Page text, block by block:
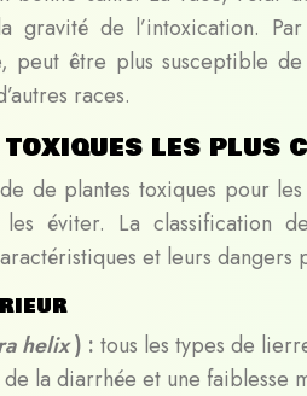
gravité de l’intoxication.
peut être plus susceptible
races.
toxiques les plus
de plantes toxiques pour
éviter. La classification
et leurs dangers
helix) : tous les types de
la diarrhée et une faiblesse